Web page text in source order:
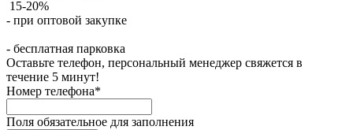
15-20%
- при оптовой закупке
- бесплатная парковка
Оставьте телефон, персональный менеджер свяжется в
течение 5 минут!
Номер телефона*
Поля обязательное для заполнения